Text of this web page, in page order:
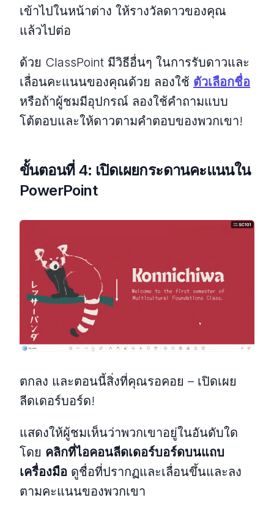
เข้าไปในหน้าต่าง ให้รางวัลดาวของคุณ
แล้วไปต่อ
ด้วย ClassPoint มีวิธีอื่นๆ ในการรับดาวและ
เลื่อนคะแนนของคุณด้วย ลองใช้ ตัวเลือกชื่อ
หรือถ้าผู้ชมมีอุปกรณ์ ลองใช้คำถามแบบ
โต้ตอบและให้ดาวตามคำตอบของพวกเขา!
ขั้นตอนที่ 4: เปิดเผยกระดานคะแนนใน
PowerPoint
ตกลง และตอนนี้สิ่งที่คุณรอคอย – เปิดเผย
ลีดเดอร์บอร์ด!
แสดงให้ผู้ชมเห็นว่าพวกเขาอยู่ในอันดับใด
โดย คลิกที่ไอคอนลีดเดอร์บอร์ดบนแถบ
เครื่องมือ ดูชื่อที่ปรากฏและเลื่อนขึ้นและลง
ตามคะแนนของพวกเขา